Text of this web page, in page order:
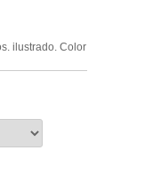
ilustrado. Color